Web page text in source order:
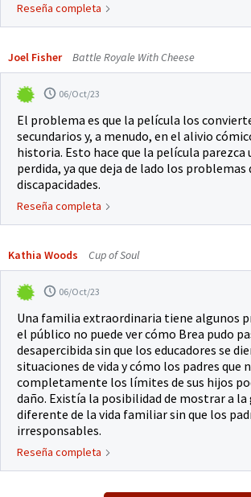
Reseña completa
Joel Fisher Battle Royale With Cheese
06/Oct/23
El problema es que la película los
secundarios y, a menudo, en el alivio
historia. Esto hace que la película parezca
perdida, ya que deja de lado los problemas
discapacidades.
Reseña completa
Kathia Woods Cup of Soul
06/Oct/23
Una familia extraordinaria tiene algunos
el público no puede ver cómo Brea pudo
desapercibida sin que los educadores se
situaciones de vida y cómo los padres que
completamente los límites de sus hijos
daño. Existía la posibilidad de mostrar a la
diferente de la vida familiar sin que los
irresponsables.
Reseña completa